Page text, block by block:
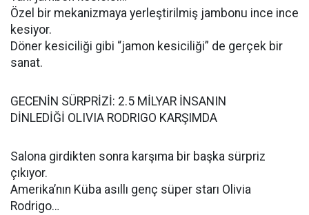
Özel bir mekanizmaya yerleştirilmiş jambonu ince ince
kesiyor.
Döner kesiciliği gibi “jamon kesiciliği” de gerçek bir
sanat.
GECENİN SÜRPRİZİ: 2.5 MİLYAR İNSANIN
DİNLEDİĞİ OLIVIA RODRIGO KARŞIMDA
Salona girdikten sonra karşıma bir başka sürpriz
çıkıyor.
Amerika’nın Küba asıllı genç süper starı Olivia
Rodrigo…